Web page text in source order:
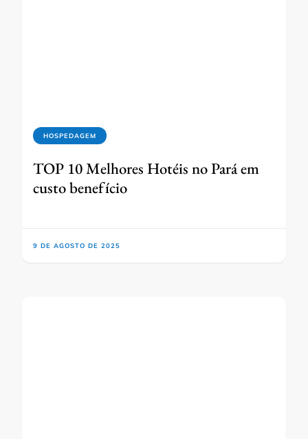
HOSPEDAGEM
TOP 10 Melhores Hotéis no Pará em
custo benefício
9 DE AGOSTO DE 2025